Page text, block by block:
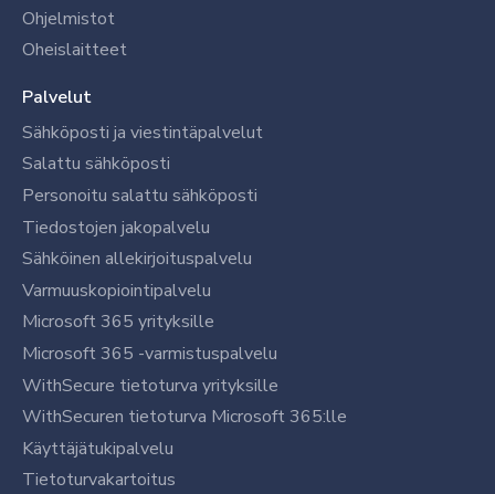
Ohjelmistot
Oheislaitteet
Palvelut
Sähköposti ja viestintäpalvelut
Salattu sähköposti
Personoitu salattu sähköposti
Tiedostojen jakopalvelu
Sähköinen allekirjoituspalvelu
Varmuuskopiointipalvelu
Microsoft 365 yrityksille
Microsoft 365 -varmistuspalvelu
WithSecure tietoturva yrityksille
WithSecuren tietoturva Microsoft 365:lle
Käyttäjätukipalvelu
Tietoturvakartoitus